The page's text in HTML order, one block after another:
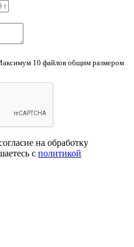
10 файлов общим размером
на обработку
с политикой